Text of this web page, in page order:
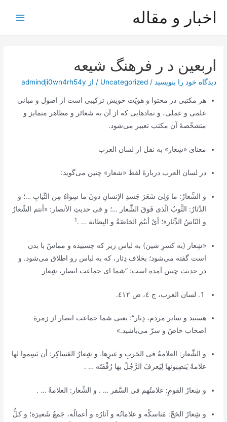
اخبار و مقاله
اربعین د ر فرهنگ شیعه
دیدگاه‌ خود را بنویسید /
Uncategorized / از admindji0wn4rh54y
هر مکتبی در محتوا و هویّت خویش ترکیبی است از اصول و مبانی
علمی و عملی، و نمادهایی که از آن به شعائر و مظاهر متمایز و
متشخّصۀ آن مکتب تعبیر می‌شود.
معنای «شِعار» به نقل از لسان العرب
در لسان العرب دربارۀ لفظ «شعار» چنین می‌گوید:
و الشِّعارُ: ما وَلِیَ شَعَرَ جَسدِ الإنسانِ دونَ ما سِواهُ مِن الثّیابِ …؛ و
الدِّثارُ: الثَّوبُ الّذی فَوقَ الشِّعار …؛ و فی حدیثِ الأنصار: «أنتم الشِّعارُ
و النّاسُ الدِّثار»؛ أیْ أنتُم الخاصّةُ و البِطانة … .
1
«شِعار (به کسرِ شین) به لباس زیر که چسبیده و مماسّ با بدن
است گفته می‌شود؛ بخلاف دِثار، که به لباس رو اطلاق می‌شود. و
در حدیث چنین آمده است: ”شما ای جماعت انصار، شِعار
لسان العرب، ج ٤، ص ٤١٢.
هستید و سایر مردم، دِثار“؛ یعنی شما جماعت انصار از زمرۀ
اصحاب خاصّ و سرّ می‌باشید.»
و الشِّعار: العلامةُ فی الحَربِ و غیرِها. و شِعارُ العَساکِر: أن یَسِموا لها
علامةً یَنصِبونها لِیَعرفَ الرَّجُلُ بها رُفْقَتَه … .‌
و شِعارُ القومِ: علامتُهم فی السَّفر … . و الشِّعار: العلامةُ … .
و شِعارُ الحَجّ: مَناسکُه و علاماتُه و آثارُه و أعمالُه، جَمعُ شَعیرَة؛ و کلُّ